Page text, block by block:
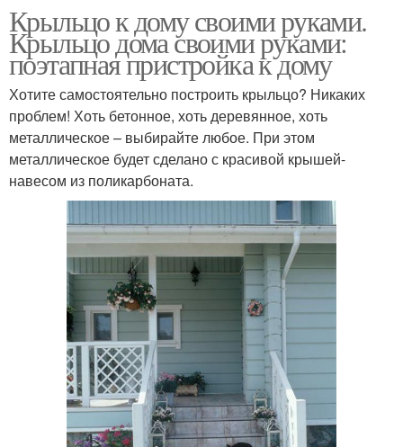
Крыльцо к дому своими руками.
Крыльцо дома своими руками:
поэтапная пристройка к дому
Хотите самостоятельно построить крыльцо? Никаких
проблем! Хоть бетонное, хоть деревянное, хоть
металлическое – выбирайте любое. При этом
металлическое будет сделано с красивой крышей-
навесом из поликарбоната.